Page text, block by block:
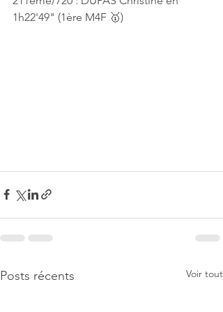
1h22'49" (1ère M4F 🥇)
Posts récents Voir tout